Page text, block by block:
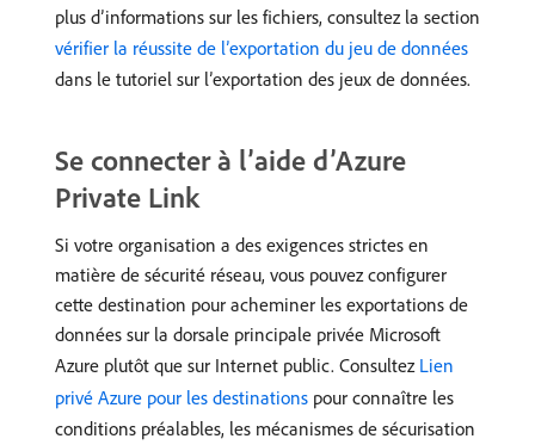
plus d’informations sur les fichiers, consultez la section
vérifier la réussite de l’exportation du jeu de données
dans le tutoriel sur l’exportation des jeux de données.
Se connecter à l’aide d’Azure
Private Link
Si votre organisation a des exigences strictes en
matière de sécurité réseau, vous pouvez configurer
cette destination pour acheminer les exportations de
données sur la dorsale principale privée Microsoft
Azure plutôt que sur Internet public. Consultez Lien
privé Azure pour les destinations pour connaître les
conditions préalables, les mécanismes de sécurisation